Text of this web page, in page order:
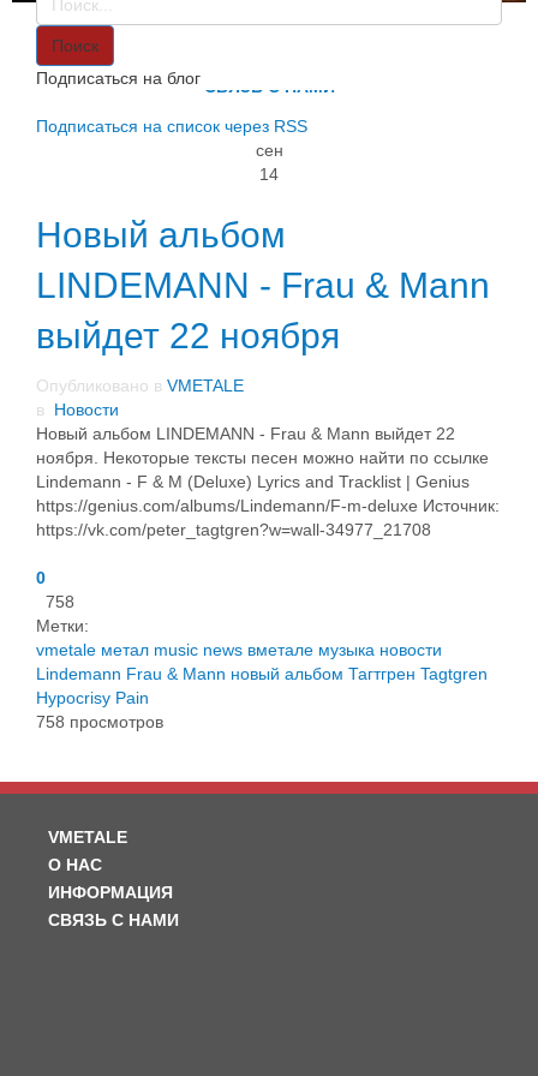
СВЯЗЬ С НАМИ
Поиск
Подписаться на блог
Подписаться на список через RSS
сен
14
Новый альбом
LINDEMANN - Frau & Mann
выйдет 22 ноября
Опубликовано в VMETALE
в Новости
Новый альбом LINDEMANN - Frau & Mann выйдет 22
ноября. Некоторые тексты песен можно найти по ссылке
Lindemann - F & M (Deluxe) Lyrics and Tracklist | Genius
https://genius.com/albums/Lindemann/F-m-deluxe ​Источник:
https://vk.com/peter_tagtgren?w=wall-34977_21708
0
758
Метки:
vmetale метал music news вметале музыка новости
Lindemann Frau & Mann новый альбом Тагтгрен Tagtgren
Hypocrisy Pain
758 просмотров
VMETALE
О НАС
ИНФОРМАЦИЯ
СВЯЗЬ С НАМИ